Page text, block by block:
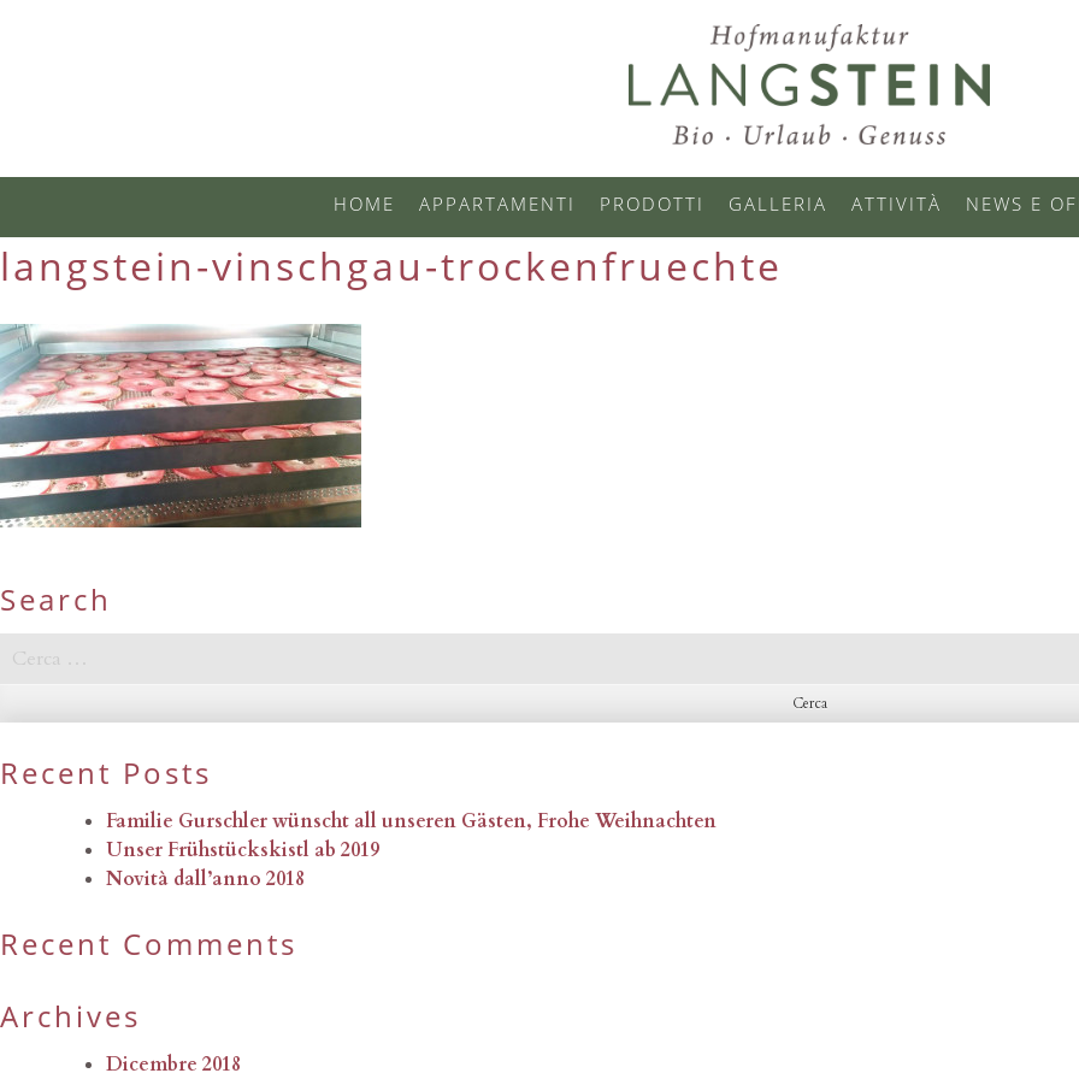
HOME APPARTAMENTI PRODOTTI GALLERIA ATTIVITÀ NEWS E
langstein-vinschgau-trockenfruechte
Search
Ricerca
Recent Posts
Familie Gurschler wünscht all unseren Gästen, Frohe Weihnachten
Unser Frühstückskistl ab 2019
Novità dall’anno 2018
Recent Comments
Archives
Dicembre 2018